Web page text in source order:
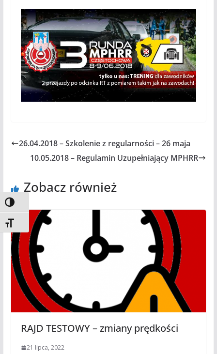
Toggle High Contrast
Toggle Font size
26.04.2018 – Szkolenie z regularności – 26 maja
10.05.2018 – Regulamin Uzupełniający MPHRR
Zobacz również
RAJD TESTOWY – zmiany prędkości
21 lipca, 2022